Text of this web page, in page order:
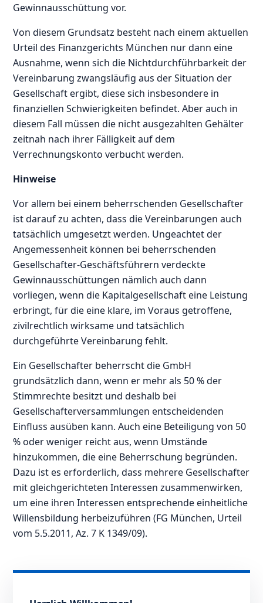
Gewinnausschüttung vor.
Von diesem Grundsatz besteht nach einem aktuellen
Urteil des Finanzgerichts München nur dann eine
Ausnahme, wenn sich die Nichtdurchführbarkeit der
Vereinbarung zwangsläufig aus der Situation der
Gesellschaft ergibt, diese sich insbesondere in
finanziellen Schwierigkeiten befindet. Aber auch in
diesem Fall müssen die nicht ausgezahlten Gehälter
zeitnah nach ihrer Fälligkeit auf dem
Verrechnungskonto verbucht werden.
Hinweise
Vor allem bei einem beherrschenden Gesellschafter
ist darauf zu achten, dass die Vereinbarungen auch
tatsächlich umgesetzt werden. Ungeachtet der
Angemessenheit können bei beherrschenden
Gesellschafter-Geschäftsführern verdeckte
Gewinnausschüttungen nämlich auch dann
vorliegen, wenn die Kapitalgesellschaft eine Leistung
erbringt, für die eine klare, im Voraus getroffene,
zivilrechtlich wirksame und tatsächlich
durchgeführte Vereinbarung fehlt.
Ein Gesellschafter beherrscht die GmbH
grundsätzlich dann, wenn er mehr als 50 % der
Stimmrechte besitzt und deshalb bei
Gesellschafterversammlungen entscheidenden
Einfluss ausüben kann. Auch eine Beteiligung von 50
% oder weniger reicht aus, wenn Umstände
hinzukommen, die eine Beherrschung begründen.
Dazu ist es erforderlich, dass mehrere Gesellschafter
mit gleichgerichteten Interessen zusammenwirken,
um eine ihren Interessen entsprechende einheitliche
Willensbildung herbeizuführen (FG München, Urteil
vom 5.5.2011, Az. 7 K 1349/09).